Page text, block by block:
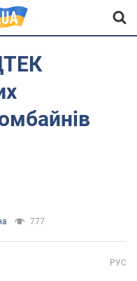
777
РУС